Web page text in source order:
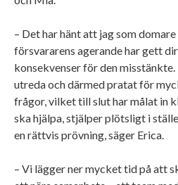
– Det har hänt att jag som
försvararens agerande har gett
konsekvenser för den
utreda och därmed pratat för
frågor, vilket till slut har målat in
ska hjälpa, stjälper plötsligt i
en rättvis prövning, säger Erica.
– Vi lägger ner mycket tid på att